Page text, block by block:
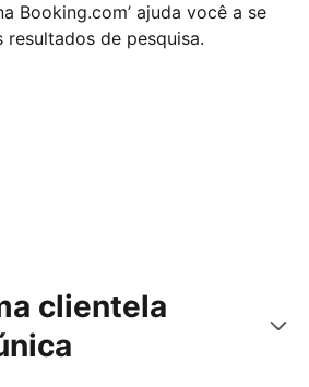
Booking.com’ ajuda você a se
resultados de pesquisa.
clientela